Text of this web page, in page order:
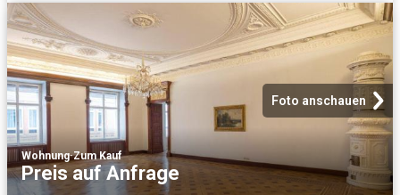
Foto anschauen
Wohnung·Zum Kauf
Preis auf Anfrage